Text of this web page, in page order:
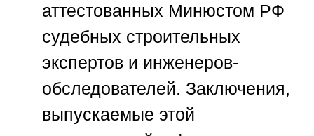
аттестованных Минюстом РФ
судебных строительных
экспертов и инженеров-
обследователей. Заключения,
выпускаемые этой